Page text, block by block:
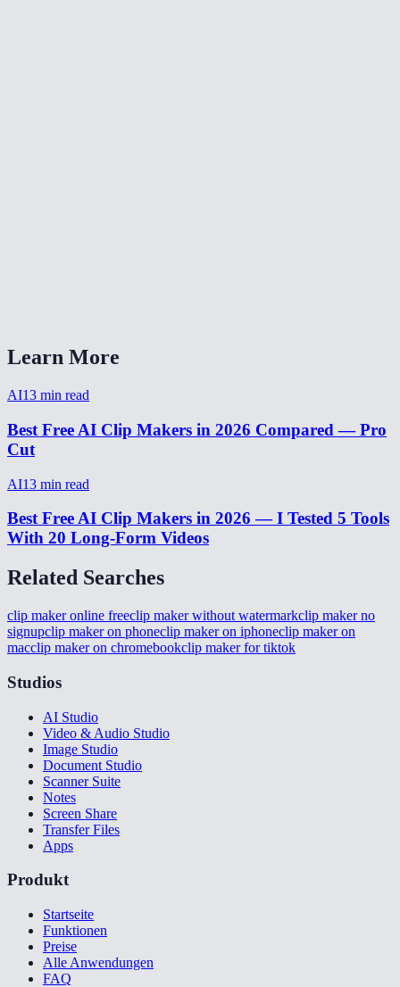
Learn More
AI13 min read
Best Free AI Clip Makers in 2026 Compared — Pro
Cut
AI13 min read
Best Free AI Clip Makers in 2026 — I Tested 5 Tools
With 20 Long-Form Videos
Related Searches
clip maker online freeclip maker without watermarkclip maker no
signupclip maker on phoneclip maker on iphoneclip maker on
macclip maker on chromebookclip maker for tiktok
Studios
AI Studio
Video & Audio Studio
Image Studio
Document Studio
Scanner Suite
Notes
Screen Share
Transfer Files
Apps
Produkt
Startseite
Funktionen
Preise
Alle Anwendungen
FAQ